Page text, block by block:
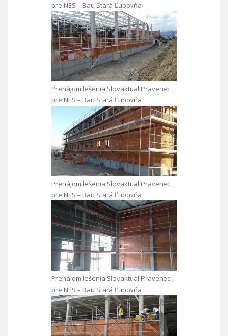
pre NES – Bau Stará Ľubovňa
Prenájom lešenia Slovaktual Pravenec ,
pre NES – Bau Stará Ľubovňa
Prenájom lešenia Slovaktual Pravenec ,
pre NES – Bau Stará Ľubovňa
Prenájom lešenia Slovaktual Pravenec ,
pre NES – Bau Stará Ľubovňa